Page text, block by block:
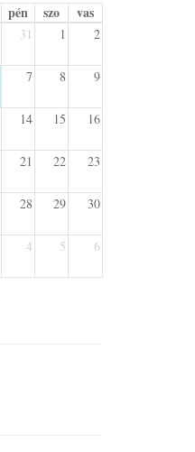
pén szo vas
31 1 2
7 8 9
14 15 16
21 22 23
28 29 30
4 5 6